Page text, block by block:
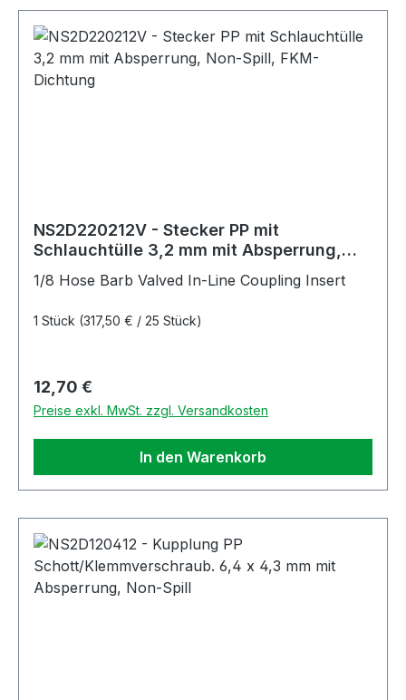
NS2D220212V - Stecker PP mit
Schlauchtülle 3,2 mm mit Absperrung,
1/8 Hose Barb Valved In-Line Coupling Insert
1 Stück (317,50 € / 25 Stück)
Regulärer Preis:
12,70 €
Preise exkl. MwSt. zzgl. Versandkosten
In den Warenkorb